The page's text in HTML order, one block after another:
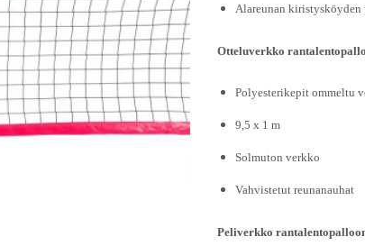
Alareunan kiristysköyden
Otteluverkko
Polyesterikepit ommeltu
9,5 x 1 m
Solmuton verkko
Vahvistetut reunanauhat
Peliverkko